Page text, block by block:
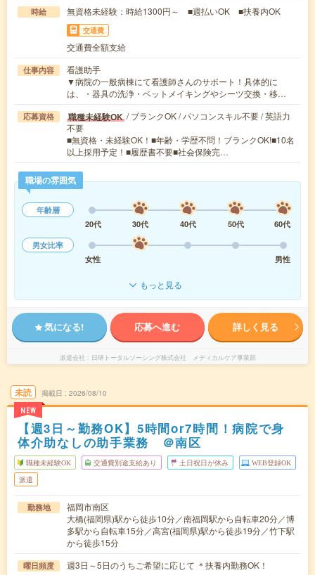
時給 無資格未経験：時給1300円～ ■週払いOK ■扶養内OK
交通費
交通費全額支給
仕事内容
看護助手
▼病院の一般病棟にて看護師さんのサポート！具体的に
は、・器具の洗浄・ベットメイキングやシーツ交換・移…
応募資格 職種未経験OK / ブランクOK / パソコンスキル不要 / 英語力
不要
■無資格・未経験OK！■年齢・学歴不問！ブランクOK!■10名
以上採用予定！■履歴書不要■社会保険完…
職場の雰囲気
年齢層
20代
30代 40代 50代
60代
男女比率
女性
男性
もっと見る
気になる! 応募へ進む 詳しく見る
派遣会社 日研トータルソーシング株式会社 メディカルケア事業部
未読
NEW
掲載日 2026/08/10
【週3日～勤務OK】5時間or7時間！病院で身
体介助なしの助手業務 ＠南区
職種未経験OK 交通費別途支給あり 土日祝日が休み WEB登録OK
派遣
勤務地
福岡市南区
大橋(福岡県)駅から徒歩10分／南福岡駅から自転車20分／博
多駅から自転車15分／高宮(福岡県)駅から徒歩19分／竹下駅
から徒歩15分
曜日頻度 週3日～5日のうちご希望に応じて ＊扶養内勤務OK！